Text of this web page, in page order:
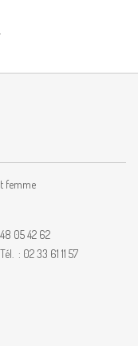
femme
05 42 62
: 02 33 61 11 57